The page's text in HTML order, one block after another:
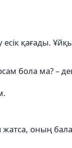
есік қағады.
бола ма? –
жатса, оның